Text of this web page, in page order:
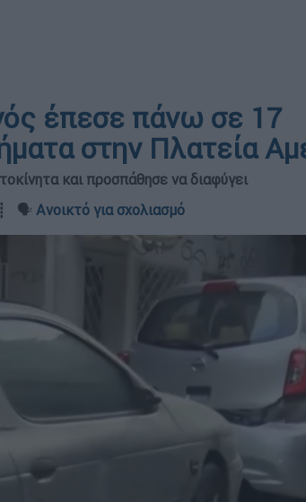
έπεσε πάνω σε 17
στην Πλατεία
και προσπάθησε να διαφύγει
┋ 🗣️ Ανοικτό για σχολιασμό